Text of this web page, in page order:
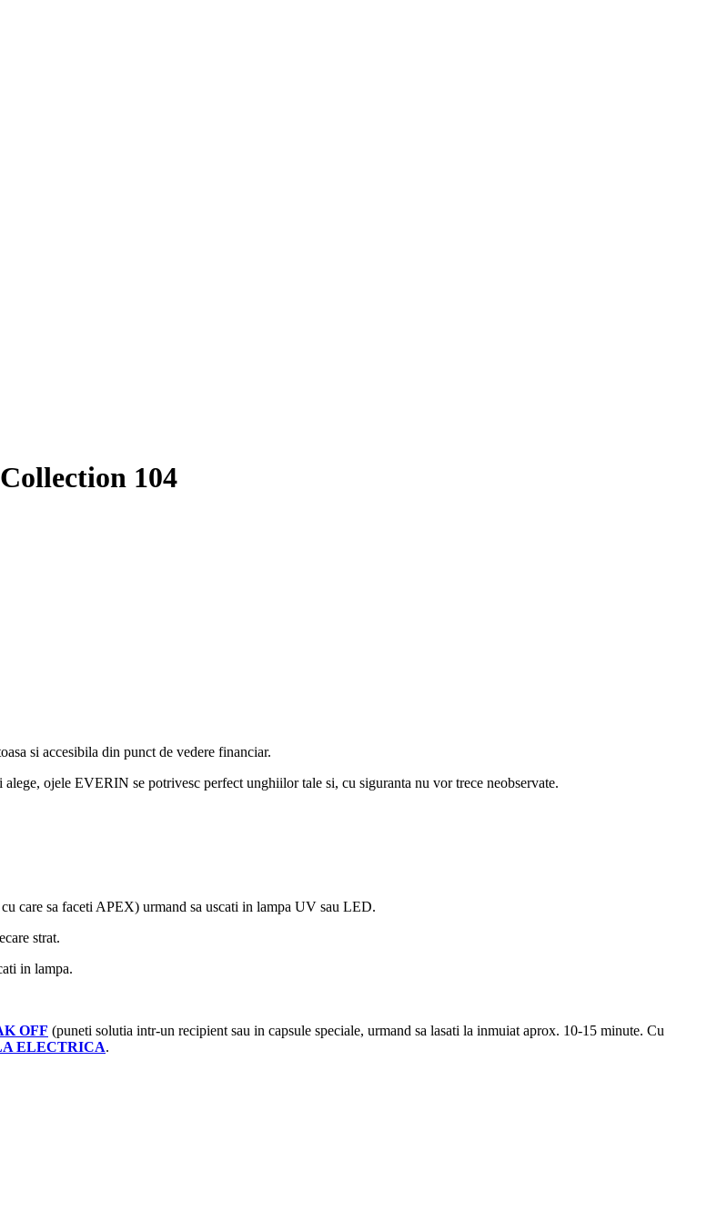
104
si accesibila din punct de vedere financiar.
ojele EVERIN se potrivesc perfect unghiilor tale si, cu siguranta nu vor trece neobservate.
care sa faceti APEX) urmand sa uscati in lampa UV sau LED.
strat.
in lampa.
OFF (puneti solutia intr-un recipient sau in capsule speciale, urmand sa lasati la inmuiat aprox. 10-15 minute. Cu
ELECTRICA.